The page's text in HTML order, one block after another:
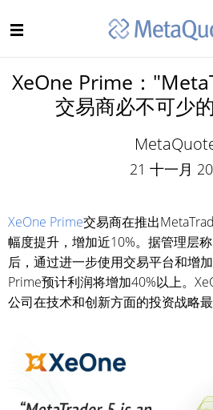
XeOne Prime：
交易商必不可少
21 十一月
XeOne Prime交易商在推出
幅度提升，增加近10%。据管理层
后，通过进一步使用交易平台和增
Prime预计利润将增加40%以上。
公司在技术和创新方面的投资战略